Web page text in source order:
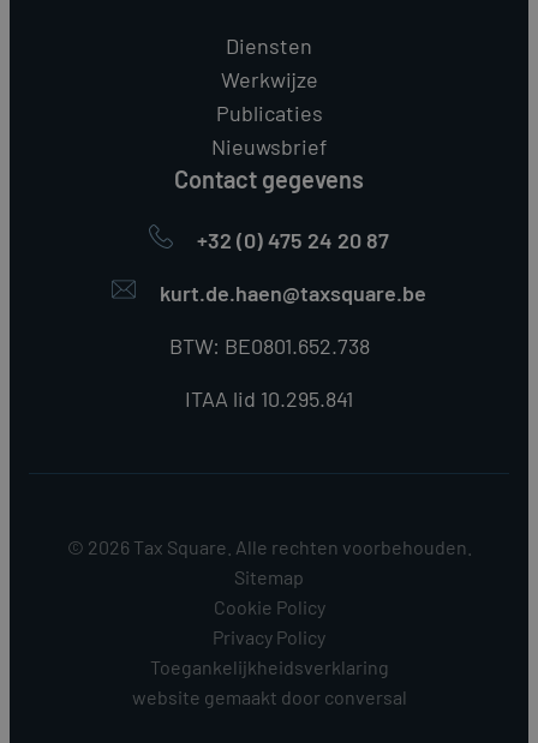
Diensten
Werkwijze
Publicaties
Nieuwsbrief
Contact gegevens
+32 (0) 475 24 20 87
kurt.de.haen@taxsquare.be
BTW: BE0801.652.738
ITAA lid 10.295.841
© 2026 Tax Square. Alle rechten voorbehouden.
Sitemap
Cookie Policy
Privacy Policy
Toegankelijkheidsverklaring
website gemaakt door conversal